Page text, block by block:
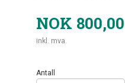
NOK 800,00
inkl. mva.
Antall